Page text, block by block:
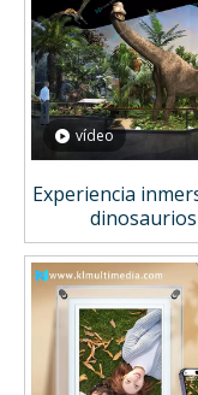
vídeo
Experiencia
dinosaurios